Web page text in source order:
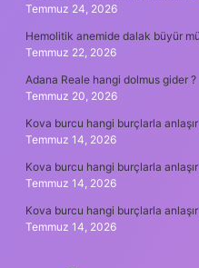
Temmuz 24, 2026
Hemolitik anemide dalak büyür
Temmuz 22, 2026
Adana Reale hangi dolmus gider ?
Temmuz 20, 2026
Kova burcu hangi burçlarla
Temmuz 14, 2026
Kova burcu hangi burçlarla
Temmuz 14, 2026
Kova burcu hangi burçlarla
Temmuz 14, 2026